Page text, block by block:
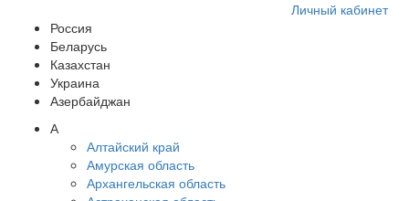
Личный кабинет
Россия
Беларусь
Казахстан
Украина
Азербайджан
А
Алтайский край
Амурская область
Архангельская область